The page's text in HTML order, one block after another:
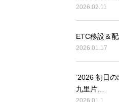
2026.02.11
ETC移設＆
2026.01.17
’2026 初日
九里片…
2026.01.1